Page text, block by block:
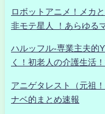
ロボットアニメ！メカ
非モテ星人 ！あらゆる
ハルッフル-専業主夫的
く！初老人の介護生活
アニゲタレスト（元祖
ナベ的まとめ速報